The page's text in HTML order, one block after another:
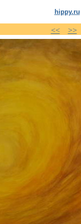
hippy.ru
<< >>